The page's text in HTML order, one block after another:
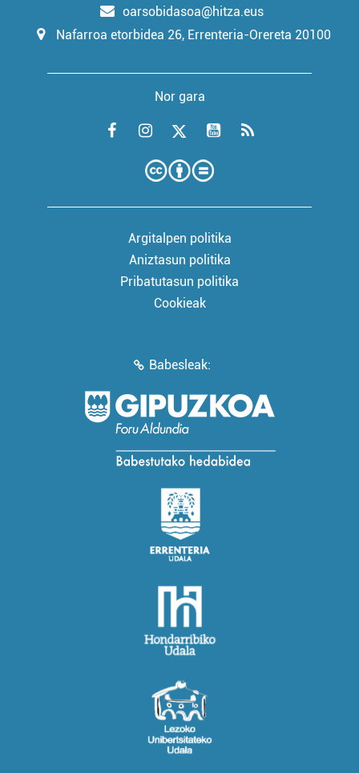
oarsobidasoa@hitza.eus
Nafarroa etorbidea 26, Errenteria-Orereta 20100
Nor gara
Argitalpen politika
Aniztasun politika
Pribatutasun politika
Cookieak
Babesleak: